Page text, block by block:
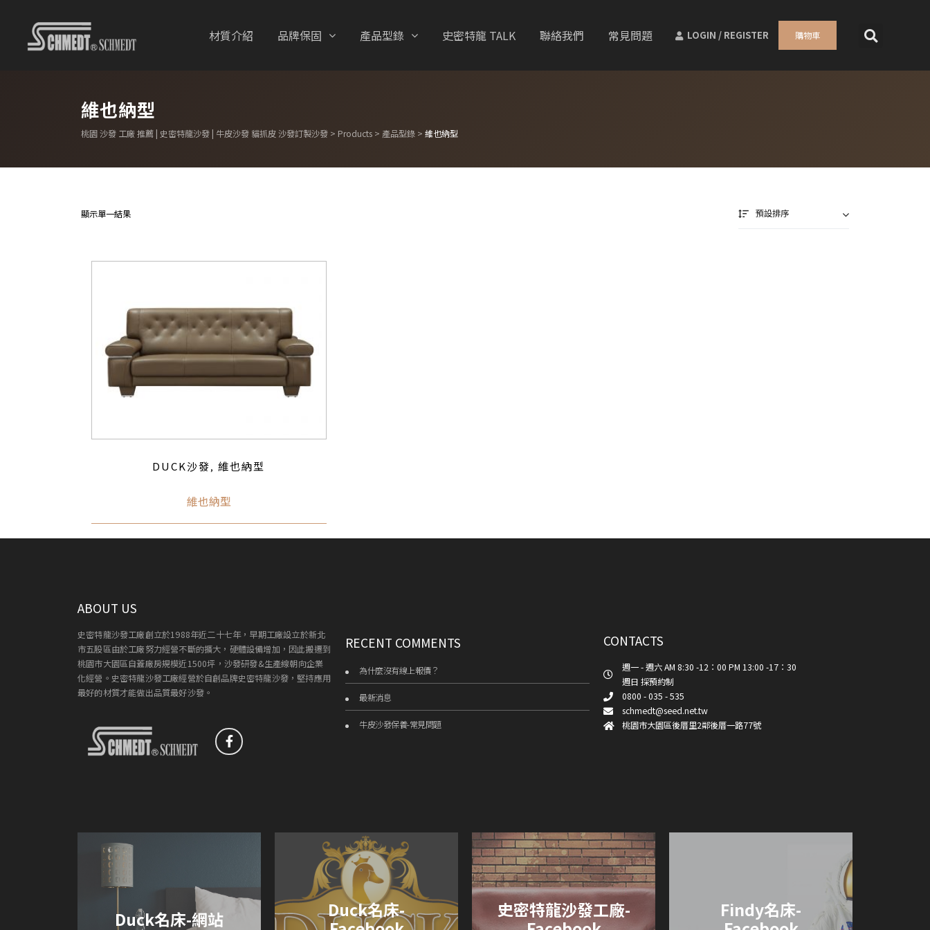
材質介紹 品牌保固 產品型錄 史密特龍 TALK 聯絡我們 常見問題 LOGIN / REGISTER 購物車
桃園 沙發 工廠 推薦 | 史密特龍沙發 | 牛皮沙發 貓抓皮 沙發訂製沙發 > Products > 產品型錄 > 維也納型
維也納型
顯示單一結果 預設排序
DUCK沙發,維也納型
維也納型
ABOUT US
史密特龍沙發工廠創立於1988年近二十七年，早期工廠設立於新北
市五股區由於工廠努力經營不斷的擴大，硬體設備增加，因此搬遷到
桃園市大園區自蓋廠房規模近1500坪，沙發研發&生產線朝向企業
化經營。史密特龍沙發工廠經營於自創品牌史密特龍沙發，堅持應用
最好的材質才能做出品質最好沙發。
RECENT COMMENTS
為什麼沒有線上報價？
最新消息
牛皮沙發保養-常見問題
CONTACTS
週一 - 週六 AM 8:30 -12：00 PM 13:00 -17：30
週日 採預約制
0800 - 035 - 535
schmedt@seed.net.tw
桃園市大園區後厝里2鄰後厝一路77號
Duck名床-網站 Duck名床- 史密特龍沙發工廠- Findy名床-